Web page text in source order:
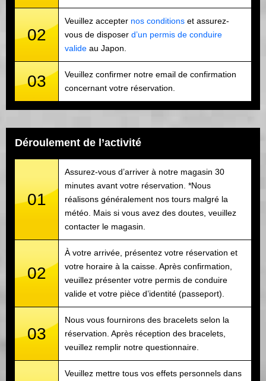
02
Veuillez accepter nos conditions et assurez-
vous de disposer d’un permis de conduire
valide au Japon.
03
Veuillez confirmer notre email de confirmation
concernant votre réservation.
Déroulement de l’activité
01
Assurez-vous d’arriver à notre magasin 30
minutes avant votre réservation. *Nous
réalisons généralement nos tours malgré la
météo. Mais si vous avez des doutes, veuillez
contacter le magasin.
02
À votre arrivée, présentez votre réservation et
votre horaire à la caisse. Après confirmation,
veuillez présenter votre permis de conduire
valide et votre pièce d’identité (passeport).
03
Nous vous fournirons des bracelets selon la
réservation. Après réception des bracelets,
veuillez remplir notre questionnaire.
Veuillez mettre tous vos effets personnels dans